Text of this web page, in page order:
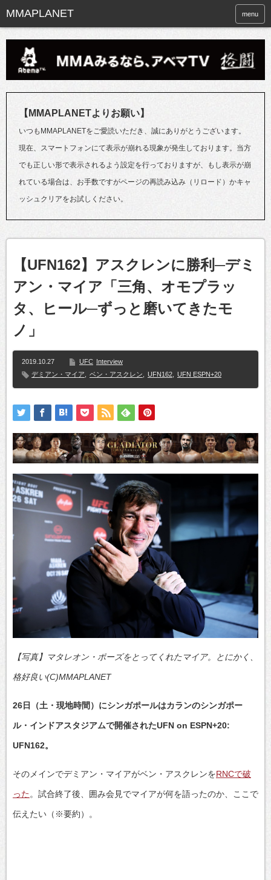
menu
【MMAPLANETよりお願い】
いつもMMAPLANETをご愛読いただき、誠にありがとうございます。
現在、スマートフォンにて表示が崩れる現象が発生しております。当方
でも正しい形で表示されるよう設定を行っておりますが、もし表示が崩
れている場合は、お手数ですがページの再読み込み（リロード）かキャ
ッシュクリアをお試しください。
【UFN162】アスクレンに勝利─デミ
アン・マイア「三角、オモプラッ
タ、ヒール─ずっと磨いてきたモ
ノ」
2019.10.27 UFC Interview
デミアン・マイア
ベン・アスクレン UFN162 UFN ESPN+20
【写真】マタレオン・ポーズをとってくれたマイア。とにかく、
格好良い(C)MMAPLANET
26日（土・現地時間）にシンガポールはカランのシンガポー
ル・インドアスタジアムで開催されたUFN on ESPN+20:
UFN162。
そのメインでデミアン・マイアがベン・アスクレンをRNCで破
った。試合終了後、囲み会見でマイアが何を語ったのか、ここで
伝えたい（※要約）。